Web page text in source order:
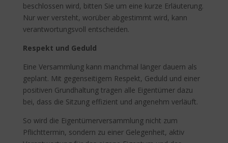
beschlossen wird, bitten Sie um eine kurze Erläuterung.
Nur wer versteht, worüber abgestimmt wird, kann
verantwortungsvoll entscheiden.
Respekt und Geduld
Eine Versammlung kann manchmal länger dauern als
geplant. Mit gegenseitigem Respekt, Geduld und einer
positiven Grundhaltung tragen alle Eigentümer dazu
bei, dass die Sitzung effizient und angenehm verläuft.
So wird die Eigentümerversammlung nicht zum
Pflichttermin, sondern zu einer Gelegenheit, aktiv